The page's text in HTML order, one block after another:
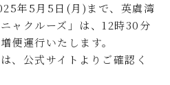
年5月5日(月)まで、英虞湾
ャクルーズ」は、12時30分
便運行いたします。
、 公式サイト よりご確認く